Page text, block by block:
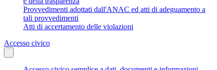
Provvedimenti adottati dall'ANAC ed atti di adeguamento a
tali provvedimenti
Atti di accertamento delle violazioni
Accesso civico